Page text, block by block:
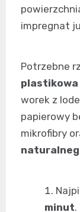
impregnat
Potrzebne
worek z
papierowy
mikrofibry
minut.